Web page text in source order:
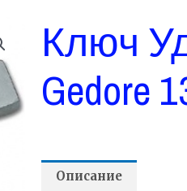
Ключ
Gedore
Описание